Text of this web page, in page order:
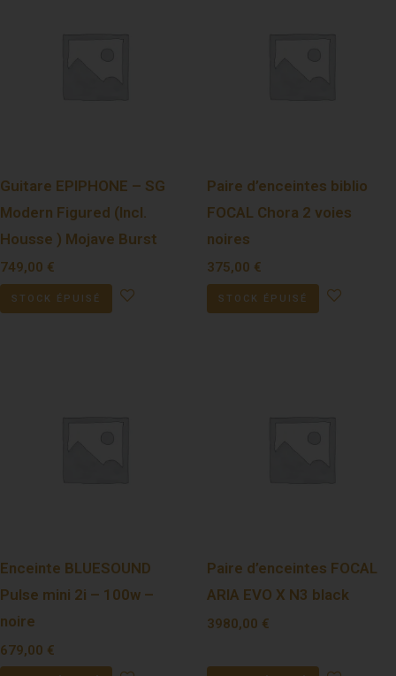
Guitare EPIPHONE – SG
Modern Figured (Incl.
Housse ) Mojave Burst
749,00 €
STOCK ÉPUISÉ
Paire d’enceintes biblio
FOCAL Chora 2 voies
noires
375,00 €
STOCK ÉPUISÉ
Enceinte BLUESOUND
Pulse mini 2i – 100w –
noire
679,00 €
Paire d’enceintes FOCAL
ARIA EVO X N3 black
3980,00 €